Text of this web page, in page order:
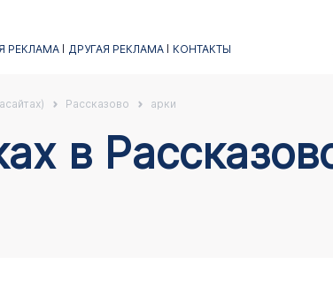
РЕКЛАМА ДРУГАЯ РЕКЛАМА КОНТАКТЫ
Рассказово арки